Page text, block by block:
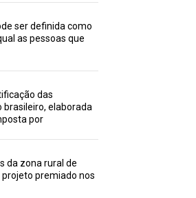
ser definida como
as pessoas que
das
elaborada
por
da zona rural de
premiado nos